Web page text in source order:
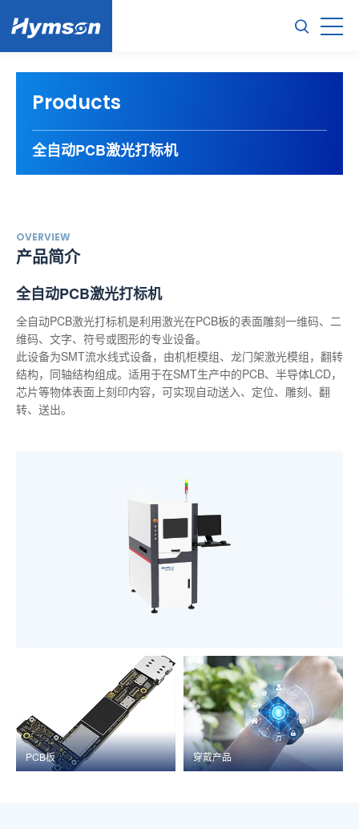
Products
全自动PCB激光打标机
OVERVIEW
产品简介
全自动PCB激光打标机
全自动PCB激光打标机是利用激光在PCB板的表面雕刻一维码、二
维码、文字、符号或图形的专业设备。
此设备为SMT流水线式设备，由机柜模组、龙门架激光模组，翻转
结构，同轴结构组成。适用于在SMT生产中的PCB、半导体LCD，
芯片等物体表面上刻印内容，可实现自动送入、定位、雕刻、翻
转、送出。
PCB板 穿戴产品